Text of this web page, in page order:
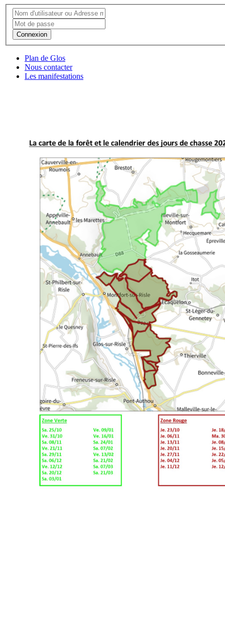
Connexion
Plan de Glos
Nous contacter
Les manifestations